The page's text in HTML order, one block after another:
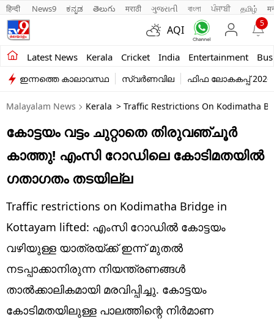
हिन्दी News9 ಕನ್ನಡ తెలుగు मराठी ગુજરાતી বাংলা ਪੰਜਾਬੀ தமிழ்
AQI
5
Latest News Kerala Cricket India Entertainment
Kerala
India
Entertainment
Business
Education
Lifestyle
world
Technology
Religion
ഇന്നത്തെ കാലാവസ്ഥ സ്വർണവില ഫിഫ ലോകകപ്പ് 2026
Malayalam News Kerala > Traffic Restrictions On Kodimatha
കോട്ടയം വട്ടം ചുറ്റാതെ തിരുവഞ്ചൂർ
കാത്തു! എംസി റോഡിലെ കോടിമതയിൽ
ഗതാഗതം തടയില്ല
Traffic restrictions on Kodimatha Bridge in
Kottayam lifted: എംസി റോഡിൽ കോട്ടയം
വഴിയുള്ള യാത്രയ്ക്ക് ഇന്ന് മുതൽ
നടപ്പാക്കാനിരുന്ന നിയന്ത്രണങ്ങൾ
താൽക്കാലികമായി മരവിപ്പിച്ചു. കോട്ടയം
കോടിമതയിലുള്ള പാലത്തിന്റെ നിർമാണ